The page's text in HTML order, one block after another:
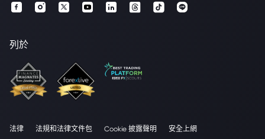
列於
法律 法規和法律文件包 Cookie 披露聲明 安全上網